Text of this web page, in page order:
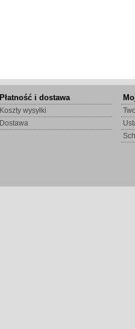
Płatność i dostawa
Koszty wysyłki
Dostawa